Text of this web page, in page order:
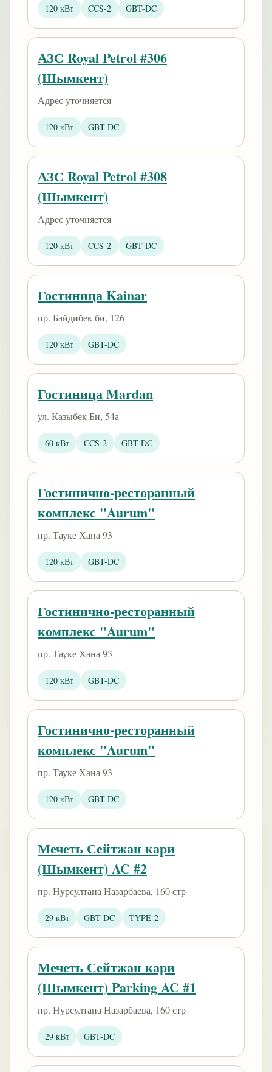
120 кВт CCS-2 GBT-DC
АЗС Royal Petrol #306
(Шымкент)
Адрес уточняется
120 кВт GBT-DC
АЗС Royal Petrol #308
(Шымкент)
Адрес уточняется
120 кВт CCS-2 GBT-DC
Гостиница Kainar
пр. Байдибек би, 126
120 кВт GBT-DC
Гостиница Mardan
ул. Казыбек Би, 54а
60 кВт CCS-2 GBT-DC
Гостинично-ресторанный
комплекс "Aurum"
пр. Тауке Хана 93
120 кВт GBT-DC
Гостинично-ресторанный
комплекс "Aurum"
пр. Тауке Хана 93
120 кВт GBT-DC
Гостинично-ресторанный
комплекс "Aurum"
пр. Тауке Хана 93
120 кВт GBT-DC
Мечеть Сейтжан кари
(Шымкент) AC #2
пр. Нурсултана Назарбаева, 160 стр
29 кВт GBT-DC TYPE-2
Мечеть Сейтжан кари
(Шымкент) Parking AC #1
пр. Нурсултана Назарбаева, 160 стр
29 кВт GBT-DC